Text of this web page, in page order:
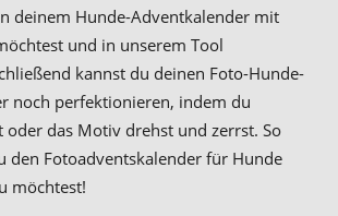
deinem Hunde-Adventkalender mit
und in unserem Tool
kannst du deinen Foto-Hunde-
noch perfektionieren, indem du
oder das Motiv drehst und zerrst. So
den Fotoadventskalender für Hunde
möchtest!